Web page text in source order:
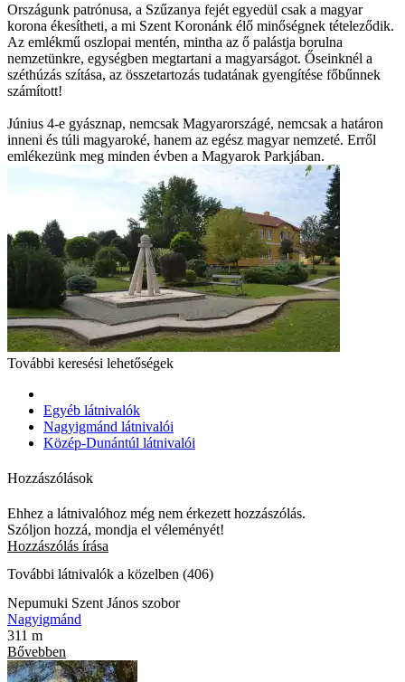
Országunk patrónusa, a Szűzanya fejét egyedül csak a magyar
korona ékesítheti, a mi Szent Koronánk élő minőségnek tételeződik.
Az emlékmű oszlopai mentén, mintha az ő palástja borulna
nemzetünkre, egységben megtartani a magyarságot. Őseinknél a
széthúzás szítása, az összetartozás tudatának gyengítése főbűnnek
számított!
Június 4-e gyásznap, nemcsak Magyarországé, nemcsak a határon
inneni és túli magyaroké, hanem az egész magyar nemzeté. Erről
emlékezünk meg minden évben a Magyarok Parkjában.
További keresési lehetőségek
Egyéb látnivalók
Nagyigmánd látnivalói
Közép-Dunántúl látnivalói
Hozzászólások
Ehhez a látnivalóhoz még nem érkezett hozzászólás.
Szóljon hozzá, mondja el véleményét!
Hozzászólás írása
További látnivalók a közelben (406)
Nepumuki Szent János szobor
Nagyigmánd
311 m
Bővebben